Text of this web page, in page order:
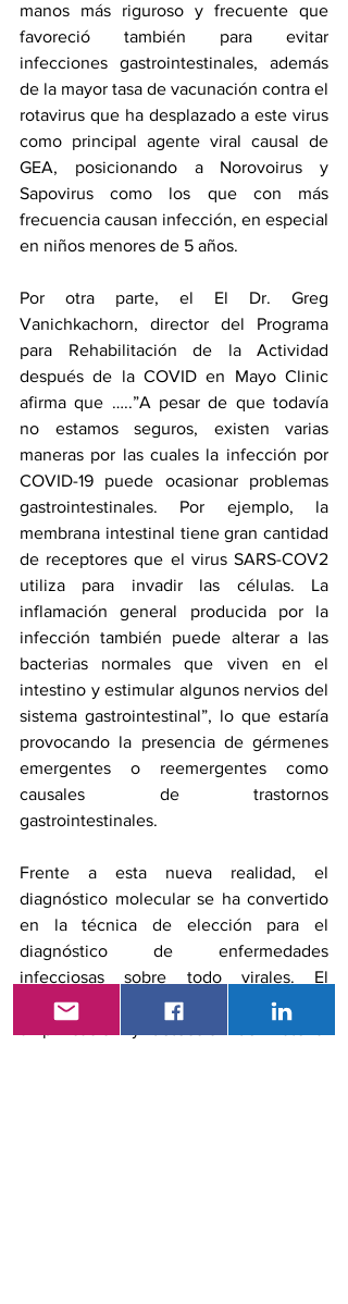
manos más riguroso y frecuente que
favoreció también para evitar
infecciones gastrointestinales, además
de la mayor tasa de vacunación contra el
rotavirus que ha desplazado a este virus
como principal agente viral causal de
GEA, posicionando a Norovoirus y
Sapovirus como los que con más
frecuencia causan infección, en especial
en niños menores de 5 años.
Por otra parte, el El Dr. Greg
Vanichkachorn, director del Programa
para Rehabilitación de la Actividad
después de la COVID en Mayo Clinic
afirma que …..”A pesar de que todavía
no estamos seguros, existen varias
maneras por las cuales la infección por
COVID-19 puede ocasionar problemas
gastrointestinales. Por ejemplo, la
membrana intestinal tiene gran cantidad
de receptores que el virus SARS-COV2
utiliza para invadir las células. La
inflamación general producida por la
infección también puede alterar a las
bacterias normales que viven en el
intestino y estimular algunos nervios del
sistema gastrointestinal”, lo que estaría
provocando la presencia de gérmenes
emergentes o reemergentes como
causales de trastornos
gastrointestinales.
Frente a esta nueva realidad, el
diagnóstico molecular se ha convertido
en la técnica de elección para el
diagnóstico de enfermedades
infecciosas sobre todo virales. El
Sistema FilmArray realiza la extracción,